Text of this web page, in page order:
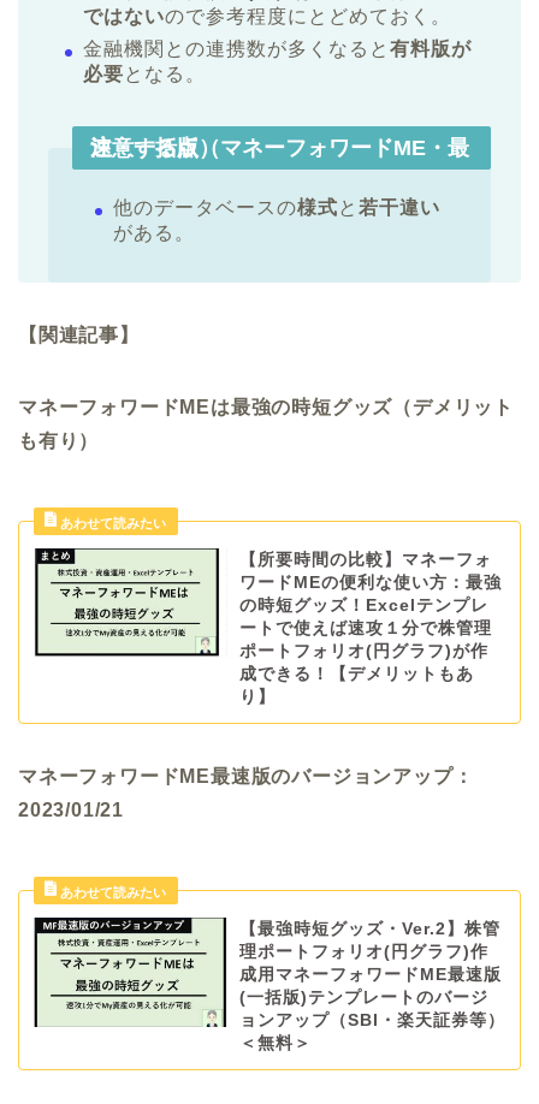
ではないので参考程度にとどめておく。
金融機関との連携数が多くなると 有料版が
必要 となる。
注意する点（マネーフォワードME・最速・一括版）
他のデータベースの様式 と 若干違い
がある。
【関連記事】
マネーフォワードMEは最強の時短グッズ（デメリット
も有り）
【所要時間の比較】マネーフォ
ワードMEの便利な使い方：最強
の時短グッズ！Excelテンプレ
ートで使えば速攻１分で株管理
ポートフォリオ(円グラフ)が作
成できる！【デメリットもあ
り】
マネーフォワードME最速版のバージョンアップ：
2023/01/21
【最強時短グッズ・Ver.2】株管
理ポートフォリオ(円グラフ)作
成用マネーフォワードME最速版
(一括版)テンプレートのバージ
ョンアップ（SBI・楽天証券等）
＜無料＞